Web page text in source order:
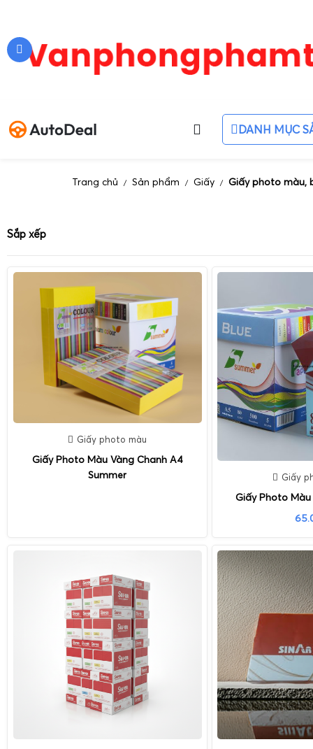
DANH MỤC
Trang chủ / Sản phẩm / Giấy / Giấy photo màu,
Sắp xếp
Giấy photo màu
Giấy Photo Màu Vàng Chanh A4
Summer
Giấy
Giấy Photo